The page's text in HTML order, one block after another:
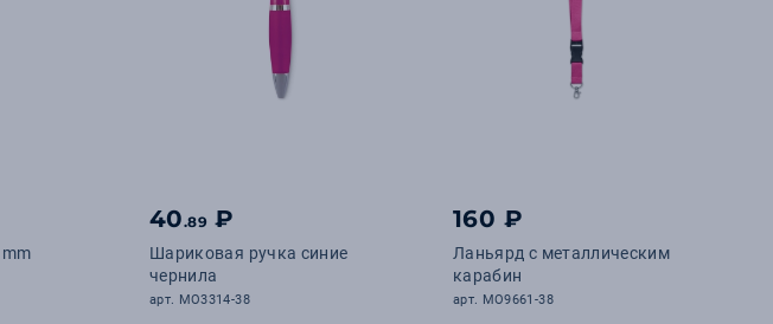
40.89 ₽
Шариковая ручка синие
чернила
арт. MO3314-38
160 ₽
Ланьярд с металлическим
карабин
арт. MO9661-38